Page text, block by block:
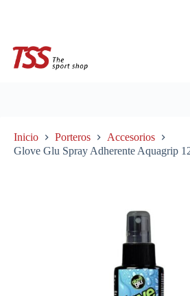
Inicio Porteros
Accesorios
Glove Glu Spray Adherente Aquagrip